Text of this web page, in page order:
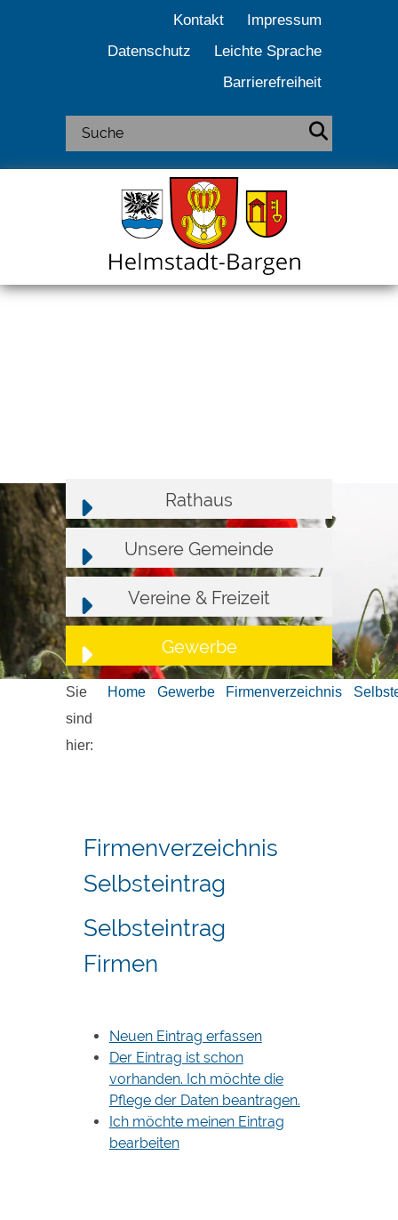
Kontakt
Impressum
Datenschutz
Leichte Sprache
Barrierefreiheit
Rathaus
Unsere Gemeinde
Vereine & Freizeit
Gewerbe
Sie
sind
hier:
Home Gewerbe Firmenverzeichnis
Firmenverzeichnis
Selbsteintrag
Selbsteintrag
Firmen
Neuen Eintrag erfassen
Der Eintrag ist schon
vorhanden. Ich möchte die
Pflege der Daten beantragen.
Ich möchte meinen Eintrag
bearbeiten